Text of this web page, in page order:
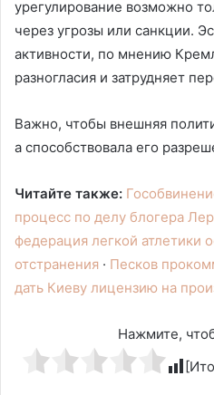
урегулирование возможно
через угрозы или санкции.
активности, по мнению
разногласия и затрудняет
Важно, чтобы внешняя
а способствовала его
Читайте также:
процесс по делу блогера
федерация легкой атлетики
отстранения · Песков
дать Киеву лицензию на
Нажмите,